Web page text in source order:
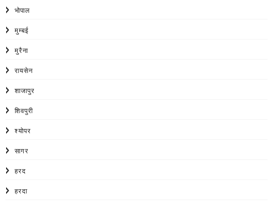
भोपाल
मुम्बई
मुरैना
रायसेन
शाजापुर
शिवपुरी
श्योपर
सागर
हरद
हरदा